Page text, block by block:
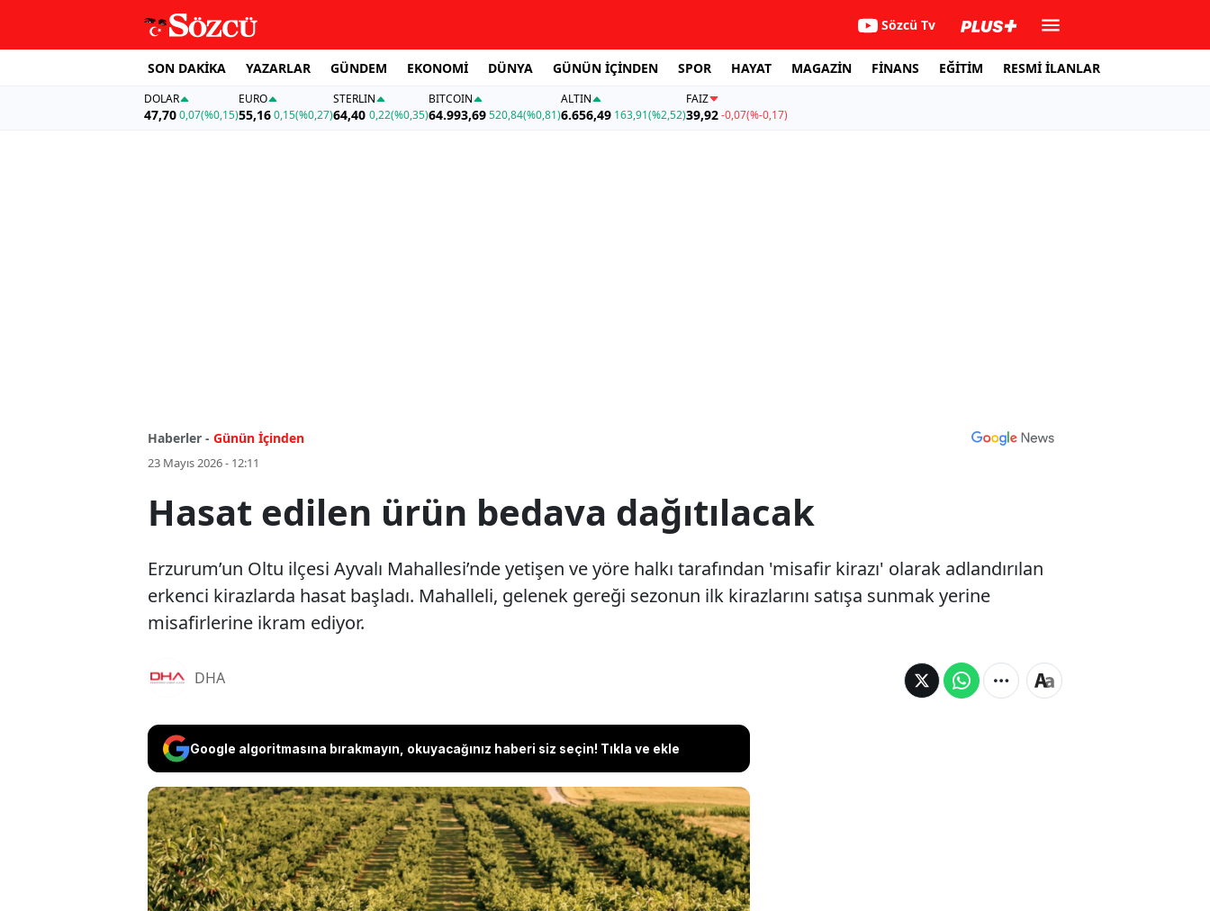
Sözcü Tv
SON DAKİKA YAZARLAR GÜNDEM EKONOMİ DÜNYA GÜNÜN İÇİNDEN SPOR HAYAT MAGAZİN FİNANS EĞİTİM RESMİ İLANLAR
DOLAR
47,700,07(%0,15)
EURO
55,16 0,15(%0,27)
STERLIN
64,40 0,22(%0,35)
BITCOIN
64.993,69520,84(%0,81)
ALTIN
6.656,49 163,91(%2,52)
FAİZ
39,92-0,07(%-0,17)
Haberler - Günün İçinden
23 Mayıs 2026 - 12:11
Hasat edilen ürün bedava dağıtılacak
Erzurum’un Oltu ilçesi Ayvalı Mahallesi’nde yetişen ve yöre halkı tarafından 'misafir kirazı' olarak adlandırılan
erkenci kirazlarda hasat başladı. Mahalleli, gelenek gereği sezonun ilk kirazlarını satışa sunmak yerine
misafirlerine ikram ediyor.
DHA
Google algoritmasına bırakmayın, okuyacağınız haberi siz seçin! Tıkla ve ekle